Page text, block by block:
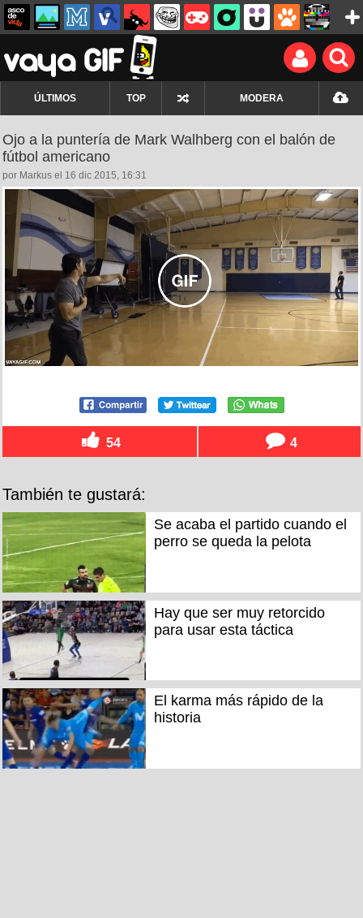
ÚLTIMOS TOP MODERA
Ojo a la puntería de Mark Walhberg con el balón de
fútbol americano
por Markus el 16 dic 2015, 16:31
54 4
También te gustará:
Se acaba el partido cuando el
perro se queda la pelota
Hay que ser muy retorcido
para usar esta táctica
El karma más rápido de la
historia